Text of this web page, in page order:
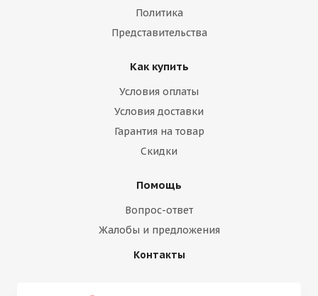
Политика
Представительства
Как купить
Условия оплаты
Условия доставки
Гарантия на товар
Скидки
Помощь
Вопрос-ответ
Жалобы и предложения
Контакты